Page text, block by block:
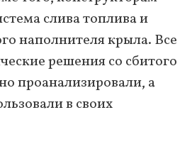
слива топлива и
наполнителя крыла. Все
решения со сбитого
проанализировали, а
в своих